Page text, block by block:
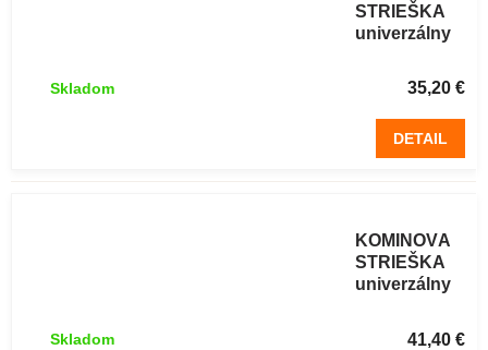
STRIEŠKA
univerzálny
35,20 €
Skladom
DETAIL
KOMÍNOVÁ
STRIEŠKA
univerzálny
41,40 €
Skladom